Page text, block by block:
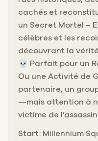
cachés et
un Secret Mortel –
célèbres et les
découvrant la
💀 Parfait pour un
Ou une Activité de
partenaire, un
—mais attention à
victime de l’assassin
Start: Millennium